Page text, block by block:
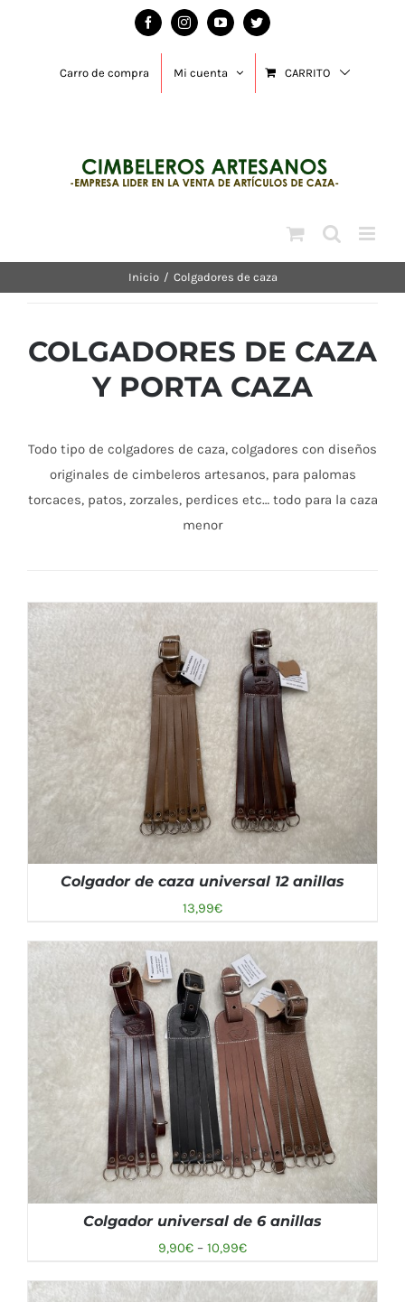
FacebookInstagramYouTubeTwitter
Carro de compra Mi cuenta CARRITO
Inicio / Colgadores de caza
COLGADORES DE CAZA
Y PORTA CAZA
Todo tipo de colgadores de caza, colgadores con diseños
originales de cimbeleros artesanos, para palomas
torcaces, patos, zorzales, perdices etc… todo para la caza
menor
AÑADIR AL CARRITO / DETALLES
Colgador de caza universal 12 anillas
13,99€
Colgador universal de 6 anillas
9,90€ – 10,99€